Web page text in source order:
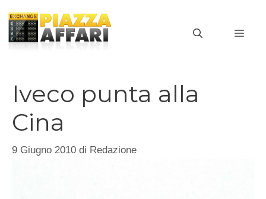
contenuto
Iveco punta alla
Cina
9 Giugno 2010 di Redazione